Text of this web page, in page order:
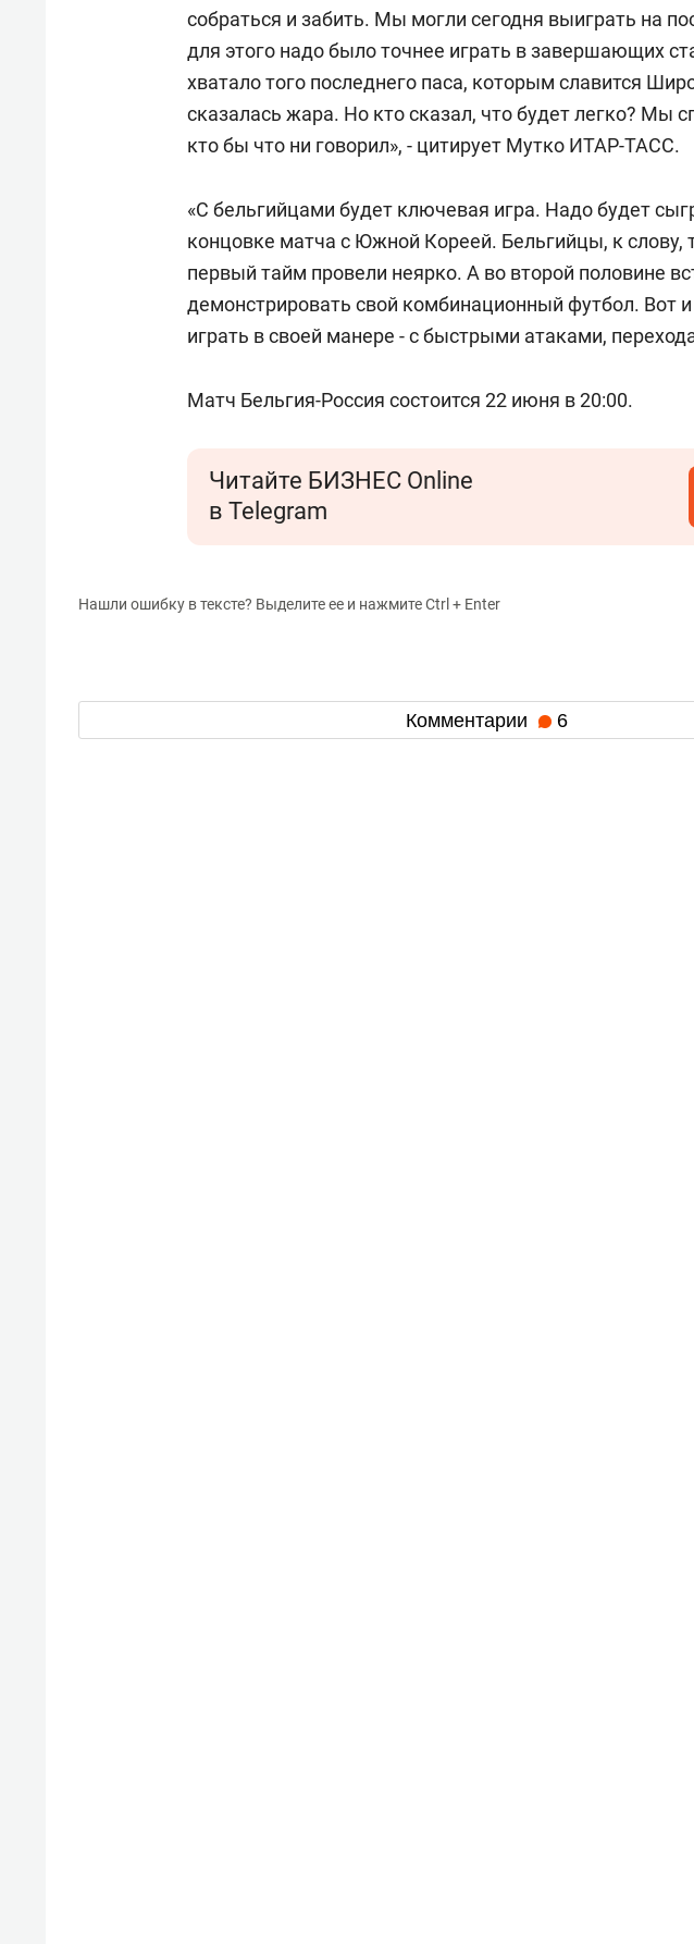
собраться и забить. Мы могли сегодня выиграть на
для этого надо было точнее играть в завершающих
хватало того последнего паса, которым славится
сказалась жара. Но кто сказал, что будет легко? Мы
кто бы что ни говорил», - цитирует Мутко ИТАР-ТАСС.
«С бельгийцами будет ключевая игра. Надо будет
концовке матча с Южной Кореей. Бельгийцы, к
первый тайм провели неярко. А во второй половине
демонстрировать свой комбинационный футбол. Вот
играть в своей манере - с быстрыми атаками,
Матч Бельгия-Россия состоится 22 июня в 20:00.
Читайте БИЗНЕС Online
в Telegram
Нашли ошибку в тексте? Выделите ее и нажмите Ctrl + Enter
Комментарии 6